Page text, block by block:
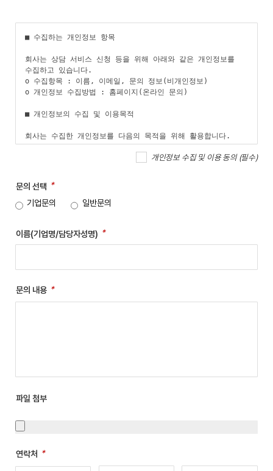
개인정보 수집 및 이용 동의(필수)
문의 선택
기업문의
일반문의
이름(기업명/담당자성명)
문의 내용
파일 첨부
연락처